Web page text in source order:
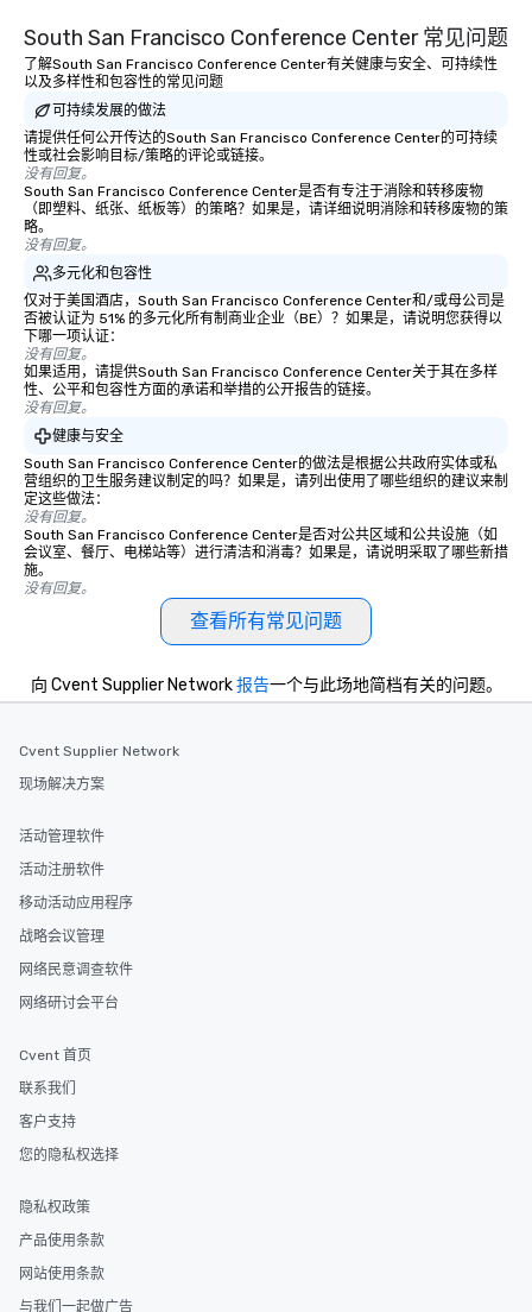
South San Francisco Conference Center 常见问题
了解South San Francisco Conference Center有关健康与安全、可持续性
以及多样性和包容性的常见问题
可持续发展的做法
请提供任何公开传达的South San Francisco Conference Center的可持续
性或社会影响目标/策略的评论或链接。
没有回复。
South San Francisco Conference Center是否有专注于消除和转移废物
（即塑料、纸张、纸板等）的策略？如果是，请详细说明消除和转移废物的策
略。
没有回复。
多元化和包容性
仅对于美国酒店，South San Francisco Conference Center和/或母公司是
否被认证为 51% 的多元化所有制商业企业（BE）？如果是，请说明您获得以
下哪一项认证：
没有回复。
如果适用，请提供South San Francisco Conference Center关于其在多样
性、公平和包容性方面的承诺和举措的公开报告的链接。
没有回复。
健康与安全
South San Francisco Conference Center的做法是根据公共政府实体或私
营组织的卫生服务建议制定的吗？如果是，请列出使用了哪些组织的建议来制
定这些做法：
没有回复。
South San Francisco Conference Center是否对公共区域和公共设施（如
会议室、餐厅、电梯站等）进行清洁和消毒？如果是，请说明采取了哪些新措
施。
没有回复。
查看所有常见问题
向 Cvent Supplier Network报告一个与此场地简档有关的问题。
Cvent Supplier Network
现场解决方案
活动管理软件
活动注册软件
移动活动应用程序
战略会议管理
网络民意调查软件
网络研讨会平台
Cvent 首页
联系我们
客户支持
您的隐私权选择
隐私权政策
产品使用条款
网站使用条款
与我们一起做广告